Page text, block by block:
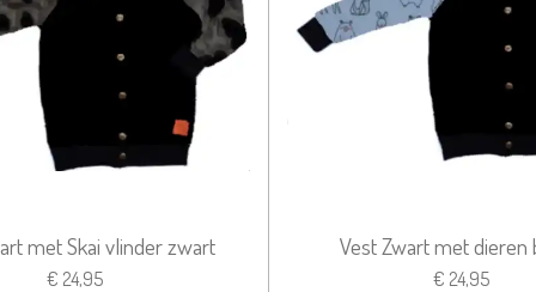
met Skai vlinder zwart
€ 24,95
Vest Zwart met dieren
€ 24,95